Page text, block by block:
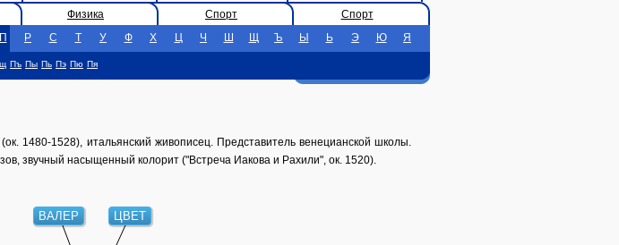
Физика Спорт
Спорт
П Р С Т У Ф Х Ц Ч Ш Щ Ъ Ы Ь Э Ю Я
Пъ Пы Пь Пэ Пю Пя
1480-1528), итальянский живописец. Представитель венецианской школы.
звучный насыщенный колорит ("Встреча Иакова и Рахили", ок. 1520).
ВАЛЕР ЦВЕТ